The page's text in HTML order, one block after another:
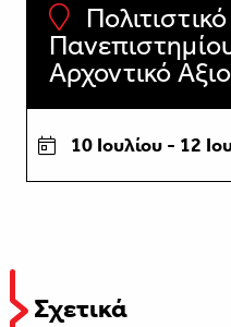
Αρχοντικό
10 Ιουλίου - 12
Σχετικά